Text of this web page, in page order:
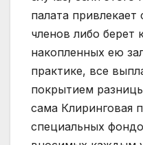
палата
членов либо берет
накопленных ею
практике, все
покрытием
сама Клиринговая
специальных